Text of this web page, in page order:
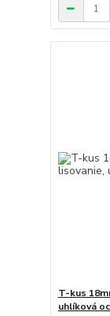
T-kus
uhlíková